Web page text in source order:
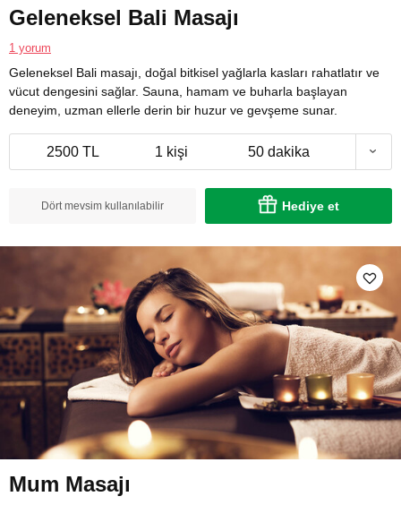
Geleneksel Bali Masajı
1 yorum
Geleneksel Bali masajı, doğal bitkisel yağlarla kasları rahatlatır ve
vücut dengesini sağlar. Sauna, hamam ve buharla başlayan
deneyim, uzman ellerle derin bir huzur ve gevşeme sunar.
2500 TL 1 kişi 50 dakika
Dört mevsim kullanılabilir Hediye et
Mum Masajı